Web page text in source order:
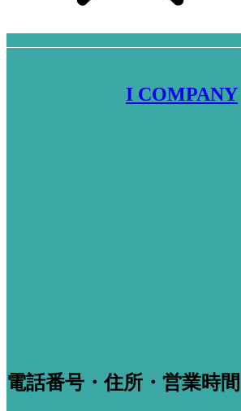
I COMPANY
電話番号・住所・営業時間